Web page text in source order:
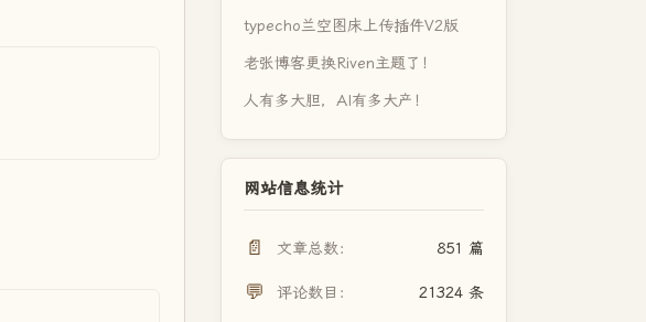
typecho兰空图床上传插件V2版
老张博客更换Riven主题了！
人有多大胆，AI有多大产！
网站信息统计
📄 文章总数： 851 篇
💬 评论数目： 21324 条